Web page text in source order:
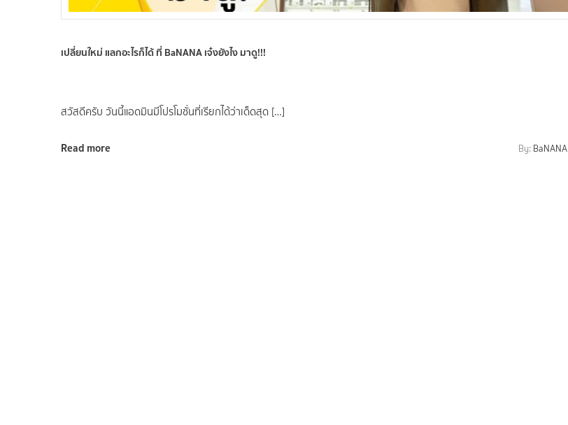
เปลี่ยนใหม่ แลกอะไรก็ได้ ที่ BaNANA เจ๋งยังไง มาดู!!!
สวัสดีครับ วันนี้แอดมินมีโปรโมชั่นที่เรียกได้ว่าเด็ดสุด […]
Read more By: BaNANA